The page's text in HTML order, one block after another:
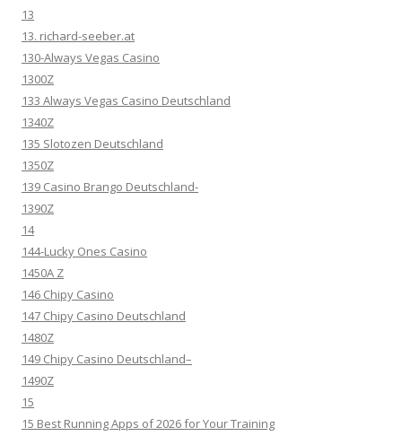
13
13. richard-seeber.at
130-Always Vegas Casino
1300Z
133 Always Vegas Casino Deutschland
1340Z
135 Slotozen Deutschland
1350Z
139 Casino Brango Deutschland-
1390Z
14
144-Lucky Ones Casino
1450A Z
146 Chipy Casino
147 Chipy Casino Deutschland
1480Z
149 Chipy Casino Deutschland–
1490Z
15
15 Best Running Apps of 2026 for Your Training